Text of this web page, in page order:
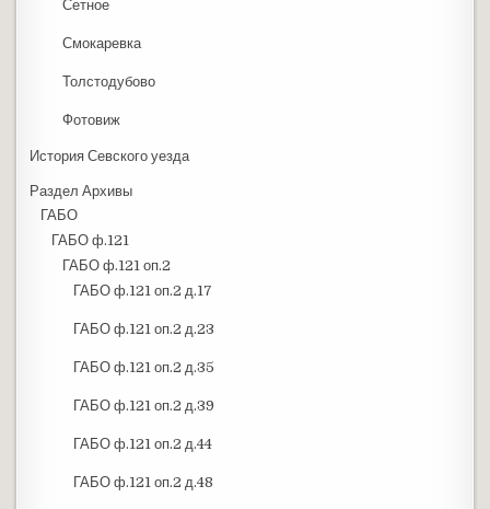
Сетное
Смокаревка
Толстодубово
Фотовиж
История Севского уезда
Раздел Архивы
ГАБО
ГАБО ф.121
ГАБО ф.121 оп.2
ГАБО ф.121 оп.2 д.17
ГАБО ф.121 оп.2 д.23
ГАБО ф.121 оп.2 д.35
ГАБО ф.121 оп.2 д.39
ГАБО ф.121 оп.2 д.44
ГАБО ф.121 оп.2 д.48